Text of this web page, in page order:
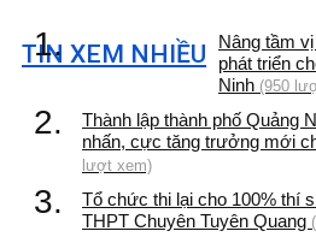
TIN XEM NHIỀU
1.
Nâng tầm
phát triển
Ninh (950
2.
Thành lập thành phố Quảng
nhấn, cực tăng trưởng mới
lượt xem)
3.
Tổ chức thi lại cho 100% thí
THPT Chuyên Tuyên Quang